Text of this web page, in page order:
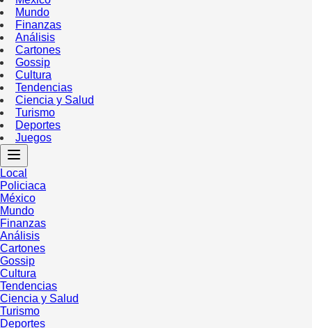
Mundo
Finanzas
Análisis
Cartones
Gossip
Cultura
Tendencias
Ciencia y Salud
Turismo
Deportes
Juegos
Local
Policiaca
México
Mundo
Finanzas
Análisis
Cartones
Gossip
Cultura
Tendencias
Ciencia y Salud
Turismo
Deportes